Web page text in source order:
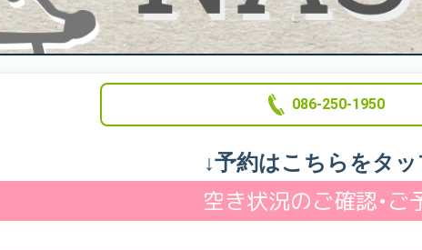
086-250-1950
↓予約はこちらをタッ
空き状況のご確認•ご